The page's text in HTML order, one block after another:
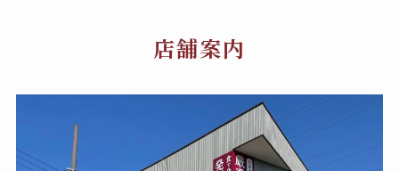
店舗案内